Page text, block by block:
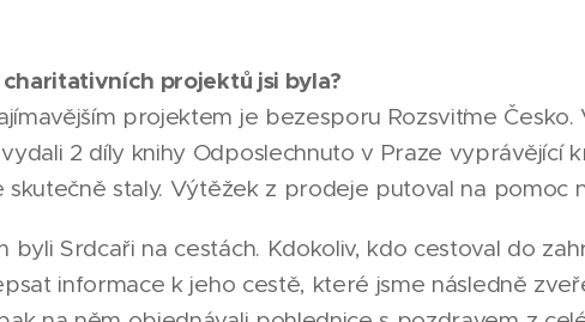
projektů jsi byla?
projektem je bezesporu Rozsviťme Česko.
2 díly knihy Odposlechnuto v Praze vyprávějící
skutečně staly. Výtěžek z prodeje putoval na pomoc
byli Srdcaři na cestách. Kdokoliv, kdo cestoval do
informace k jeho cestě, které jsme následně